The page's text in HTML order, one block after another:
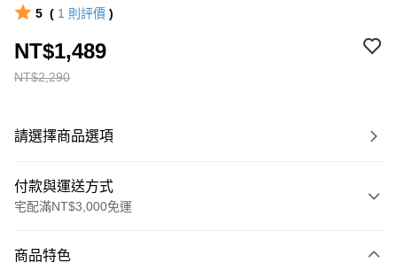
5 ( 1 則評價 )
NT$2,290
NT$1,489
請選擇商品選項
付款與運送方式
宅配滿NT$3,000免運
信用卡一次付款
商品特色